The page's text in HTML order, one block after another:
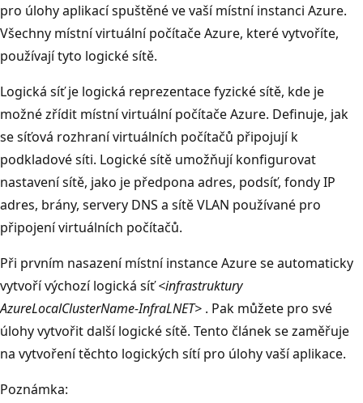
pro úlohy aplikací spuštěné ve vaší místní instanci Azure.
Všechny místní virtuální počítače Azure, které vytvoříte,
používají tyto logické sítě.
Logická síť je logická reprezentace fyzické sítě, kde je
možné zřídit místní virtuální počítače Azure. Definuje, jak
se síťová rozhraní virtuálních počítačů připojují k
podkladové síti. Logické sítě umožňují konfigurovat
nastavení sítě, jako je předpona adres, podsíť, fondy IP
adres, brány, servery DNS a sítě VLAN používané pro
připojení virtuálních počítačů.
Při prvním nasazení místní instance Azure se automaticky
vytvoří výchozí logická síť<infrastruktury
AzureLocalClusterName-InfraLNET> . Pak můžete pro své
úlohy vytvořit další logické sítě. Tento článek se zaměřuje
na vytvoření těchto logických sítí pro úlohy vaší aplikace.
Poznámka: